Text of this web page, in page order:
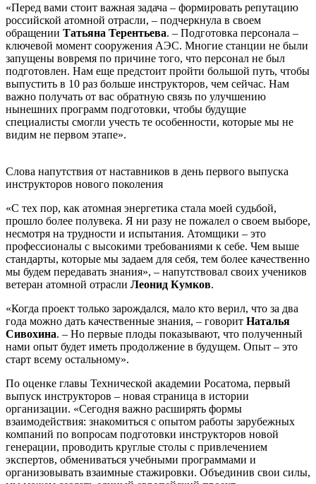
«Перед вами стоит важная задача – формировать репутацию
российской атомной отрасли, – подчеркнула в своем
обращении Татьяна Терентьева. – Подготовка персонала –
ключевой момент сооружения АЭС. Многие станции не были
запущены вовремя по причине того, что персонал не был
подготовлен. Нам еще предстоит пройти большой путь, чтобы
выпустить в 10 раз больше инструкторов, чем сейчас. Нам
важно получать от вас обратную связь по улучшению
нынешних программ подготовки, чтобы будущие
специалисты смогли учесть те особенности, которые мы не
видим не первом этапе».
Слова напутствия от наставников в день первого выпуска
инструкторов нового поколения
«С тех пор, как атомная энергетика стала моей судьбой,
прошло более полувека. Я ни разу не пожалел о своем выборе,
несмотря на трудности и испытания. Атомщики – это
профессионалы с высокими требованиями к себе. Чем выше
стандарты, которые мы задаем для себя, тем более качественно
мы будем передавать знания», – напутствовал своих учеников
ветеран атомной отрасли Леонид Кумков.
«Когда проект только зарождался, мало кто верил, что за два
года можно дать качественные знания, – говорит Наталья
Сивохина. – Но первые плоды показывают, что полученный
нами опыт будет иметь продолжение в будущем. Опыт – это
старт всему остальному».
По оценке главы Технической академии Росатома, первый
выпуск инструкторов – новая страница в истории
организации. «Сегодня важно расширять формы
взаимодействия: знакомиться с опытом работы зарубежных
компаний по вопросам подготовки инструкторов новой
генерации, проводить круглые столы с привлечением
экспертов, обмениваться учебными программами и
организовывать взаимные стажировки. Объединив свои силы,